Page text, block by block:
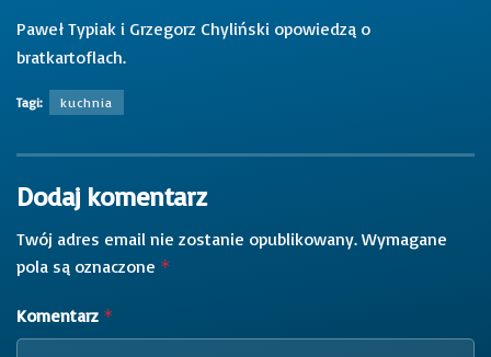
Paweł Typiak i Grzegorz Chyliński opowiedzą o
bratkartoflach.
Tagi: kuchnia
Dodaj komentarz
Twój adres email nie zostanie opublikowany. Wymagane
pola są oznaczone *
Komentarz *